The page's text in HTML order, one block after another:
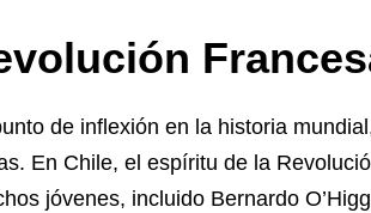
de inflexión en la historia
En Chile, el espíritu de la
jóvenes, incluido Bernardo